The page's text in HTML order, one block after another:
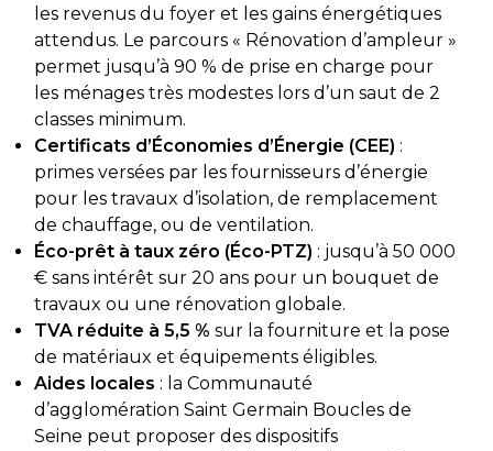
les revenus du foyer et les gains énergétiques
attendus. Le parcours « Rénovation d’ampleur »
permet jusqu’à 90 % de prise en charge pour
les ménages très modestes lors d’un saut de 2
classes minimum.
Certificats d’Économies d’Énergie (CEE) :
primes versées par les fournisseurs d’énergie
pour les travaux d’isolation, de remplacement
de chauffage, ou de ventilation.
Éco-prêt à taux zéro (Éco-PTZ) : jusqu’à 50 000
€ sans intérêt sur 20 ans pour un bouquet de
travaux ou une rénovation globale.
TVA réduite à 5,5 % sur la fourniture et la pose
de matériaux et équipements éligibles.
Aides locales : la Communauté
d’agglomération Saint Germain Boucles de
Seine peut proposer des dispositifs